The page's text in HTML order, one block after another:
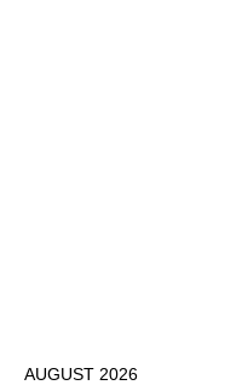
AUGUST 2026